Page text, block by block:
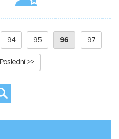
94 95 96 97
Poslední >>